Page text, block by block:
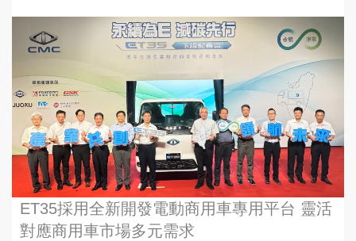
ET35採用全新開發電動商用車專用平台 靈活
對應商用車市場多元需求